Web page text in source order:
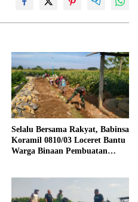
Selalu Bersama Rakyat, Babinsa
Koramil 0810/03 Loceret Bantu
Warga Binaan Pembuatan